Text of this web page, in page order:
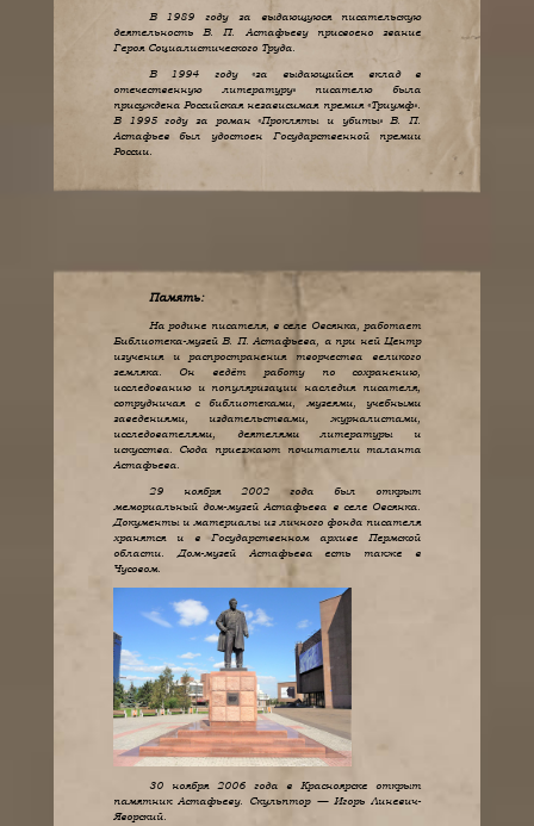
В 1989 году за выдающуюся писательскую
деятельность В. П. Астафьеву присвоено звание
Героя Социалистического Труда.
В 1994 году «за выдающийся вклад в
отечественную литературу» писателю была
присуждена Российская независимая премия «Триумф».
В 1995 году за роман «Прокляты и убиты» В. П.
Астафьев был удостоен Государственной премии
России.
Память:
На родине писателя, в селе Овсянка, работает
Библиотека-музей В. П. Астафьева, а при ней Центр
изучения и распространения творчества великого
земляка. Он ведёт работу по сохранению,
исследованию и популяризации наследия писателя,
сотрудничая с библиотеками, музеями, учебными
заведениями, издательствами, журналистами,
исследователями, деятелями литературы и
искусства. Сюда приезжают почитатели таланта
Астафьева.
29 ноября 2002 года был открыт
мемориальный дом-музей Астафьева в селе Овсянка.
Документы и материалы из личного фонда писателя
хранятся и в Государственном архиве Пермской
области. Дом-музей Астафьева есть также в
Чусовом.
30 ноября 2006 года в Красноярске открыт
памятник Астафьеву. Скульптор — Игорь Линевич-
Яворский.